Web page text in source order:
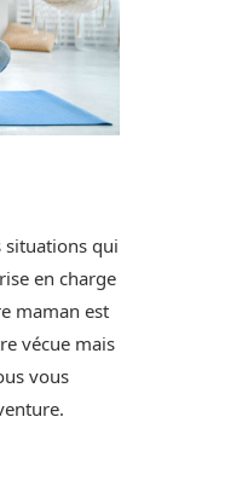
situations qui
en charge
maman est
vécue mais
vous